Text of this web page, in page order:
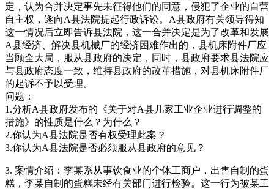
定，认为合并决定事先未征得他们的同意，侵犯了企业的自营
自主权，遂向A县法院提起行政诉讼。A县政府有关领导得知
这一情况后立即告诉县法院，这一合并决定是为了改革和发展
A县经济、解决县机械厂的经济困难作出的，县机床附件厂应
当顾全大局，服从县政府的决定，同时，县政府要求县法院应
与县政府态度一致，维持县政府的改革措施，对县机床附件厂
的起诉不予以受理。
问题：
1.分析A县政府发布的《关于对A县几家工业企业进行调整的
措施》的性质是什么？为什么？
2.你认为A县法院是否有权受理此案？
3.你认为A县法院是否必须服从县政府的意见？
3. 案情介绍：李某系从事饮食业的个体工商户，出售自制的蛋
糕，李某自制的蛋糕未经有关部门进行检验。这一行为被某工